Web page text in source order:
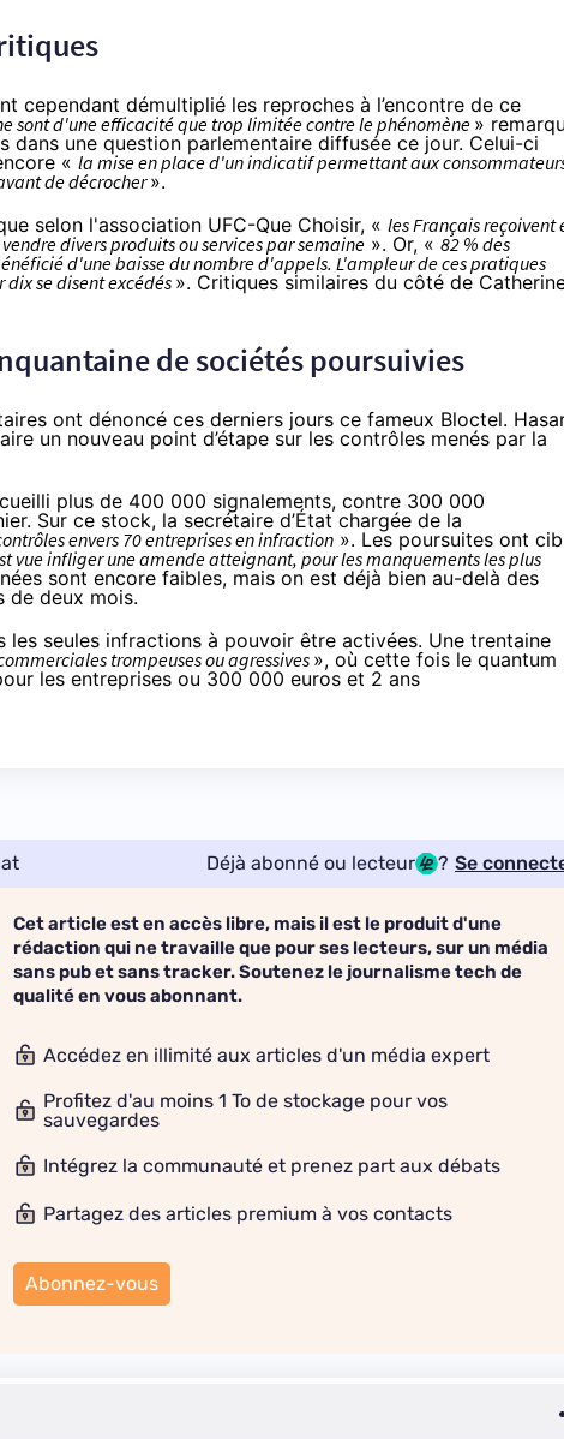
cependant démultiplié les reproches à l’encontre de ce
sont d'une efficacité que trop limitée contre le phénomène »
dans une question parlementaire diffusée ce jour. Celui-ci
« la mise en place d'un indicatif permettant aux
de décrocher».
selon l'association UFC-Que Choisir, « les Français reçoivent
divers produits ou services par semaine ». Or, « 82 % des
d'une baisse du nombre d'appels. L'ampleur de ces pratiques
se disent excédés ». Critiques similaires du côté de
de sociétés poursuivies
ont dénoncé ces derniers jours ce fameux Bloctel.
un nouveau point d’étape sur les contrôles menés par la
plus de 400 000 signalements, contre 300 000
Sur ce stock, la secrétaire d’État chargée de la
envers 70 entreprises en infraction ». Les poursuites ont
vue infliger une amende atteignant, pour les manquements les plus
sont encore faibles, mais on est déjà bien au-delà des
de deux mois.
les seules infractions à pouvoir être activées. Une trentaine
trompeuses ou agressives », où cette fois le quantum
les entreprises ou 300 000 euros et 2 ans
Déjà abonné ou lecteur ? Se
Cet article est en accès libre, mais il est le produit d'une
rédaction qui ne travaille que pour ses lecteurs, sur un média
sans pub et sans tracker. Soutenez le journalisme tech de
qualité en vous abonnant.
Accédez en illimité aux articles d'un média expert
Profitez d'au moins 1 To de stockage pour vos
sauvegardes
Intégrez la communauté et prenez part aux débats
Partagez des articles premium à vos contacts
Abonnez-vous